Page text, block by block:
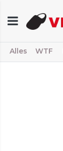
Alles WTF